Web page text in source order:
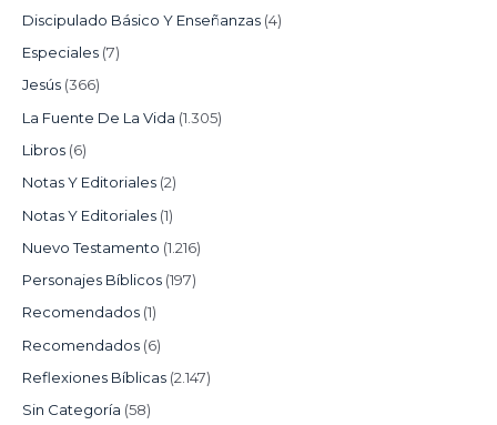
Discipulado Básico Y Enseñanzas (4)
Especiales (7)
Jesús (366)
La Fuente De La Vida (1.305)
Libros (6)
Notas Y Editoriales (2)
Notas Y Editoriales (1)
Nuevo Testamento (1.216)
Personajes Bíblicos (197)
Recomendados (1)
Recomendados (6)
Reflexiones Bíblicas (2.147)
Sin Categoría (58)